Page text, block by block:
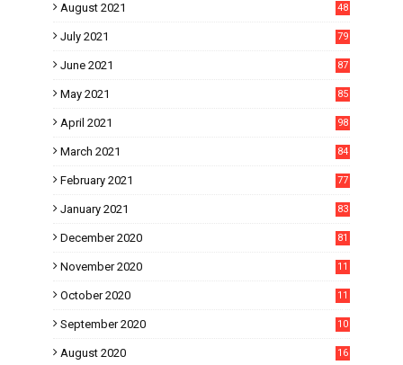
August 2021 48
July 2021 79
June 2021 87
May 2021 85
April 2021 98
March 2021 84
February 2021 77
January 2021 83
December 2020 81
November 2020
11
October 2020
11
September 2020
10
August 2020
16